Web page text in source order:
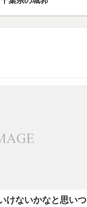
けないかなと思いつ